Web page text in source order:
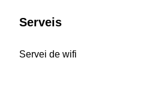
Serveis
Servei de wifi